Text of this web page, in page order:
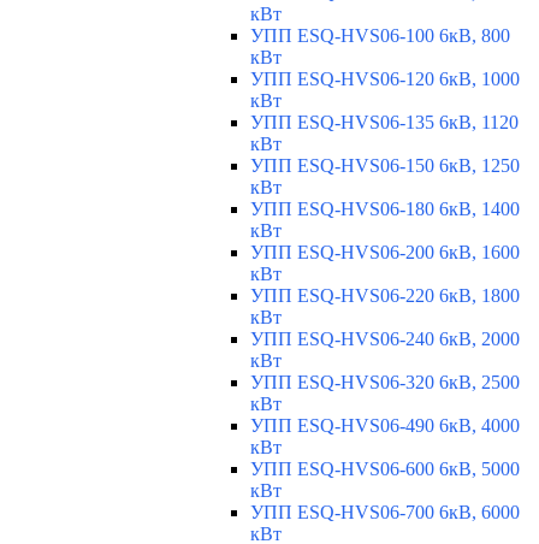
кВт
УПП ESQ-HVS06-100 6кВ, 800
кВт
УПП ESQ-HVS06-120 6кВ, 1000
кВт
УПП ESQ-HVS06-135 6кВ, 1120
кВт
УПП ESQ-HVS06-150 6кВ, 1250
кВт
УПП ESQ-HVS06-180 6кВ, 1400
кВт
УПП ESQ-HVS06-200 6кВ, 1600
кВт
УПП ESQ-HVS06-220 6кВ, 1800
кВт
УПП ESQ-HVS06-240 6кВ, 2000
кВт
УПП ESQ-HVS06-320 6кВ, 2500
кВт
УПП ESQ-HVS06-490 6кВ, 4000
кВт
УПП ESQ-HVS06-600 6кВ, 5000
кВт
УПП ESQ-HVS06-700 6кВ, 6000
кВт